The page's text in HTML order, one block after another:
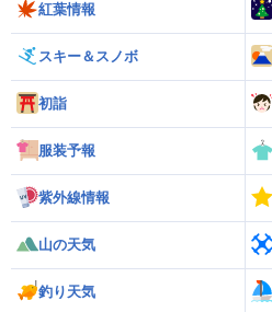
紅葉情報
スキー＆スノボ
初詣
服装予報
紫外線情報
山の天気
釣り天気